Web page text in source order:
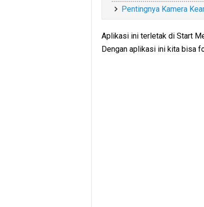
Pentingnya Kamera
Aplikasi ini terletak di Start
Dengan aplikasi ini kita bisa